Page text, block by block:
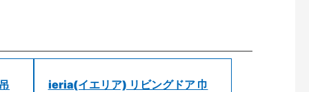
ieria(イエリア) リビングドア 巾